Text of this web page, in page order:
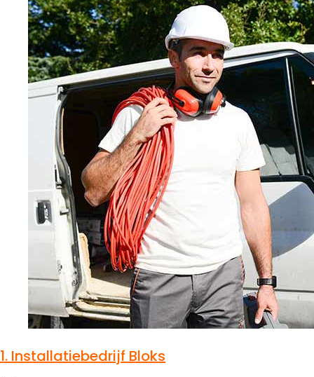
1. Installatiebedrijf Bloks